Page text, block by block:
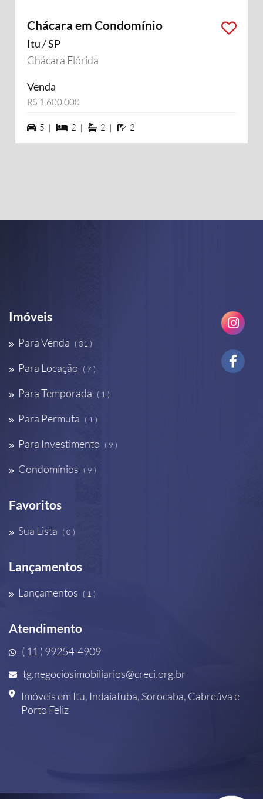
Chácara em Condomínio
Itu / SP
Chácara Flórida
Venda
R$ 1.600.000
5 vagas na garagem
5 | 2 dormiórios
2 | 2 suítes
2 | 2 banheiros
2
Imóveis
Para Venda ( 31 )
Para Locação ( 7 )
Para Temporada ( 1 )
Para Permuta ( 1 )
Para Investimento ( 9 )
Condomínios ( 9 )
Favoritos
Sua Lista ( 0 )
Lançamentos
Lançamentos ( 1 )
Atendimento
( 11 ) 99254-4909
tg.negociosimobiliarios@creci.org.br
Imóveis em Itu, Indaiatuba, Sorocaba, Cabreúva e
Porto Feliz